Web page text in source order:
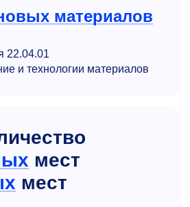
материалов
22.04.01
и технологии материалов
мест
мест